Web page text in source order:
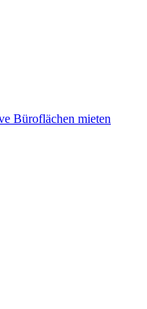
Büroflächen mieten